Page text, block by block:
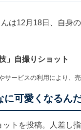
は12月18日、自身
」自撮りショット
ービスの利用により、
に可愛くなるん
トを投稿。人差し